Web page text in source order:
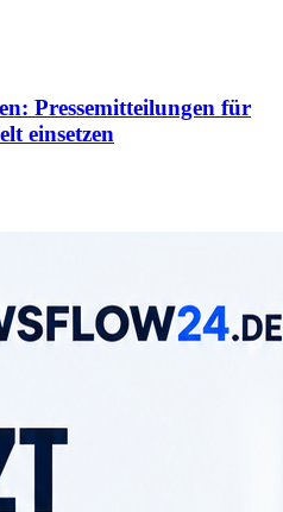
Pressemitteilungen für
einsetzen